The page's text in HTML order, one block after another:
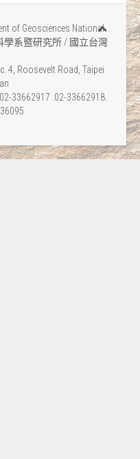
of Geosciences National
學系暨研究所 / 國立台灣
4, Roosevelt Road, Taipei
33662917 .02-33662918.